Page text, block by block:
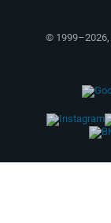
© 1999–2026,